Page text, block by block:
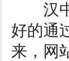
汉中
好的通
来，网